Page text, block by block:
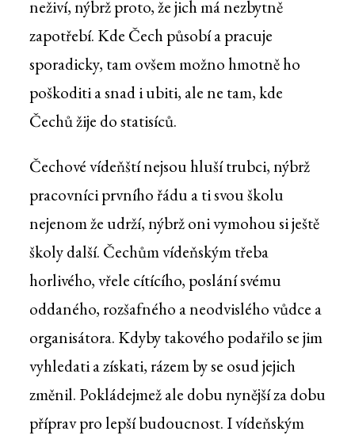
neživí, nýbrž proto, že jich má nezbytně
zapotřebí. Kde Čech působí a pracuje
sporadicky, tam ovšem možno hmotně ho
poškoditi a snad i ubiti, ale ne tam, kde
Čechů žije do statisíců.
Čechové vídeňští nejsou hluší trubci, nýbrž
pracovníci prvního řádu a ti svou školu
nejenom že udrží, nýbrž oni vymohou si ještě
školy další. Čechům vídeňským třeba
horlivého, vřele cítícího, poslání svému
oddaného, rozšafného a neodvislého vůdce a
organisátora. Kdyby takového podařilo se jim
vyhledati a získati, rázem by se osud jejich
změnil. Pokládejmež ale dobu nynější za dobu
příprav pro lepší budoucnost. I vídeňským